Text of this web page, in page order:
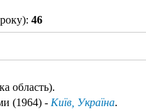
46
область).
(1964) -Київ, Україна.